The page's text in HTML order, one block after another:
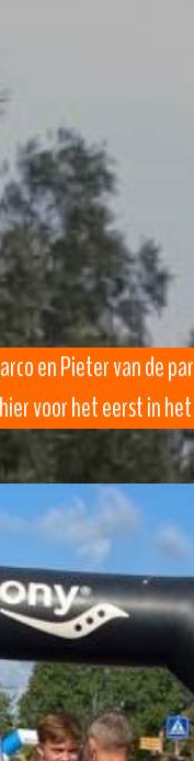
en Pieter van de
voor het eerst in